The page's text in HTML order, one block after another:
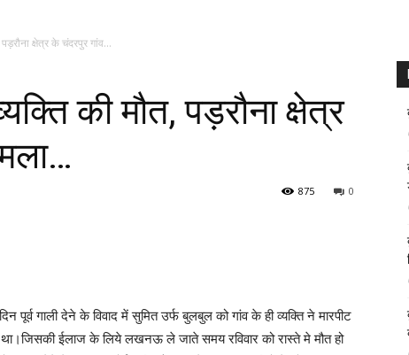
क्षेत्र के चंदरपुर गांव...
की मौत, पड़रौना क्षेत्र
0
875
पूर्व गाली देने के विवाद में सुमित उर्फ बुलबुल को गांव के ही व्यक्ति ने मारपीट
ईलाज के लिये लखनऊ ले जाते समय रविवार को रास्ते मे मौत हो